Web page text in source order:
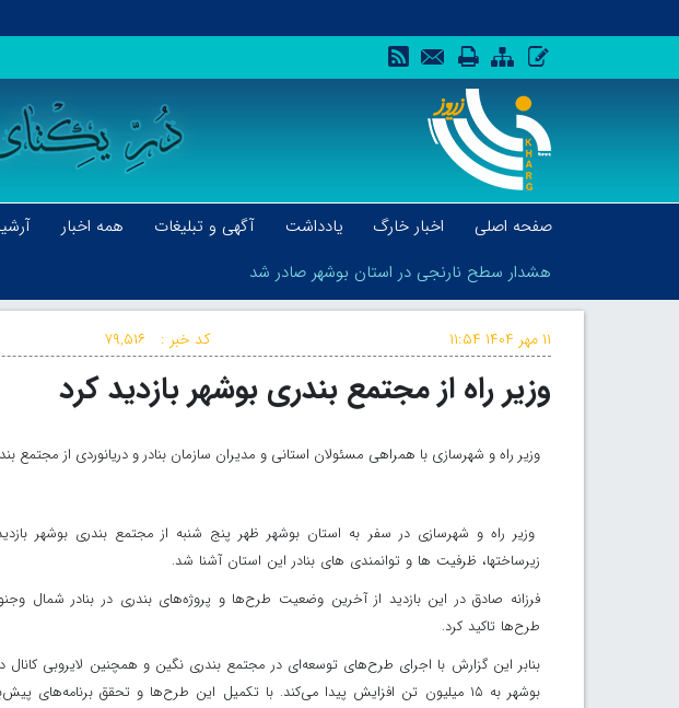
صفحه اصلی اخبار خارگ یادداشت آگهی و تبلیغات همه اخبار
هشدار سطح نارنجی در استان بوشهر صادر شد
هشدار سطح نارنجی در استان بوشهر صادر شد
کد خبر : ۷۹,۵۱۶ ۱۱ مهر ۱۴۰۴ ۱۱:۵۴
وزیر راه از مجتمع بندری بوشهر بازدید کرد
وزیر راه و شهرسازی با همراهی مسئولان استانی و مدیران سازمان بنادر و دریانوردی از مجتمع
وزیر راه و شهرسازی در سفر به استان بوشهر ظهر پنج شنبه از مجتمع بندری بوشهر
زیرساختها، ظرفیت ها و توانمندی های بنادر این استان آشنا شد.
فرزانه صادق در این بازدید از آخرین وضعیت طرح‌ها و پروژه‌های بندری در بنادر
طرح‌ها تاکید کرد.
بوشهر به ۱۵ میلیون تن افزایش پیدا می‌کند. با تکمیل این طرح‌ها و تحقق